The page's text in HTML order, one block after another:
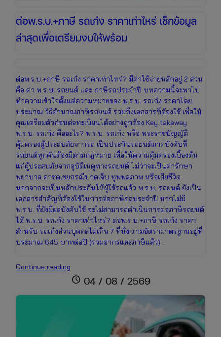
ต่อพ.ร.บ.+ภาษี รถเก๋ง ราคาเท่าไหร่ เช็กข้อมูล
ล่าสุดเพื่อเตรียมงบให้พร้อม
ต่อพ.ร.บ.+ภาษี รถเก๋ง ราคาเท่าไหร่? มีค่าใช้จ่ายหลักอยู่ 2 ส่วน
คือ ค่า พ.ร.บ. รถยนต์ และ ภาษีรถประจำปี บทความนี้จะพาไป
ทำความเข้าใจตั้งแต่ความหมายของ พ.ร.บ. รถเก๋ง ราคาโดย
ประมาณ วิธีคำนวณภาษีรถยนต์ รวมถึงเอกสารที่ต้องใช้ เพื่อให้
คุณเตรียมตัวก่อนต่อทะเบียนได้อย่างถูกต้อง Key takeway
พ.ร.บ. รถเก๋ง คืออะไร? พ.ร.บ. รถเก๋ง หรือ พระราชบัญญัติ
คุ้มครองผู้ประสบภัยจากรถ เป็นประกันรถยนต์ภาคบังคับที่
รถยนต์ทุกคันต้องมีตามกฎหมาย เพื่อให้ความคุ้มครองเบื้องต้น
แก่ผู้ประสบภัยจากอุบัติเหตุทางรถยนต์ ไม่ว่าจะเป็นค่ารักษา
พยาบาล ค่าชดเชยกรณีบาดเจ็บ ทุพพลภาพ หรือเสียชีวิต
นอกจากจะเป็นหลักประกันให้ผู้ใช้รถแล้ว พ.ร.บ. รถยนต์ ยังเป็น
เอกสารสำคัญที่ต้องใช้ในการต่อภาษีรถประจำปี หากไม่มี
พ.ร.บ. ที่ยังมีผลบังคับใช้ จะไม่สามารถดำเนินการต่อภาษีรถยนต์
ได้ พ.ร.บ. รถเก๋ง ราคาเท่าไหร่? ต่อพ.ร.บ.+ภาษี รถเก๋ง ราคา
สำหรับ รถเก๋งส่วนบุคคลไม่เกิน 7 ที่นั่ง ตามอัตรามาตรฐานอยู่ที่
ประมาณ 645 บาทต่อปี (รวมอากรและภาษีแล้ว)…
Continue reading
รถ
schedule 04 / 08 / 2569